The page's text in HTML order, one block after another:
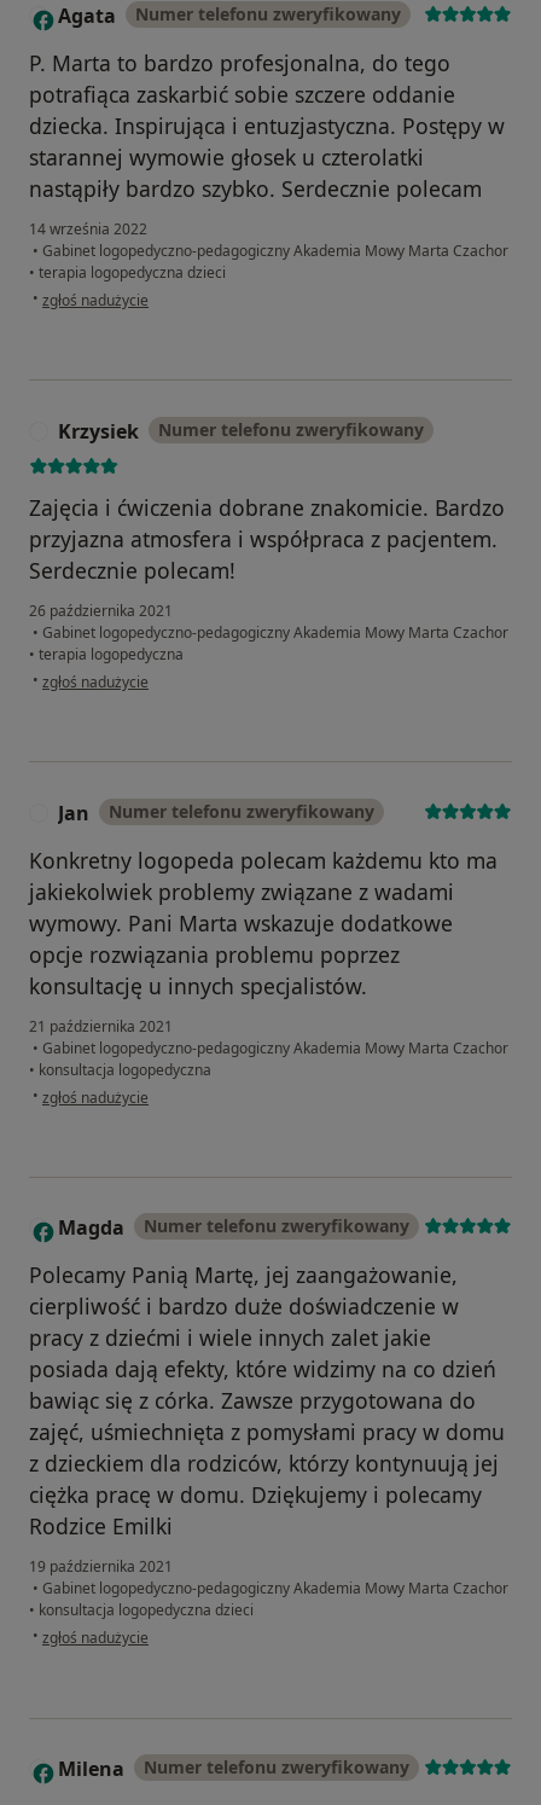
A Agata Numer telefonu zweryfikowany
P. Marta to bardzo profesjonalna, do tego
potrafiąca zaskarbić sobie szczere oddanie
dziecka. Inspirująca i entuzjastyczna. Postępy w
starannej wymowie głosek u czterolatki
nastąpiły bardzo szybko. Serdecznie polecam
14 września 2022
• Gabinet logopedyczno-pedagogiczny Akademia Mowy Marta Czachor
• terapia logopedyczna dzieci
• w opinii użytkownika Agata
zgłoś nadużycie
Krzysiek Numer telefonu zweryfikowany
Zajęcia i ćwiczenia dobrane znakomicie. Bardzo
przyjazna atmosfera i współpraca z pacjentem.
Serdecznie polecam!
26 października 2021
• Gabinet logopedyczno-pedagogiczny Akademia Mowy Marta Czachor
• terapia logopedyczna
• w opinii użytkownika Krzysiek
zgłoś nadużycie
Jan Numer telefonu zweryfikowany
Konkretny logopeda polecam każdemu kto ma
jakiekolwiek problemy związane z wadami
wymowy. Pani Marta wskazuje dodatkowe
opcje rozwiązania problemu poprzez
konsultację u innych specjalistów.
21 października 2021
• Gabinet logopedyczno-pedagogiczny Akademia Mowy Marta Czachor
• konsultacja logopedyczna
• w opinii użytkownika Jan
zgłoś nadużycie
M Magda Numer telefonu zweryfikowany
Polecamy Panią Martę, jej zaangażowanie,
cierpliwość i bardzo duże doświadczenie w
pracy z dziećmi i wiele innych zalet jakie
posiada dają efekty, które widzimy na co dzień
bawiąc się z córka. Zawsze przygotowana do
zajęć, uśmiechnięta z pomysłami pracy w domu
z dzieckiem dla rodziców, którzy kontynuują jej
ciężka pracę w domu. Dziękujemy i polecamy
Rodzice Emilki
19 października 2021
• Gabinet logopedyczno-pedagogiczny Akademia Mowy Marta Czachor
• konsultacja logopedyczna dzieci
• w opinii użytkownika Magda
zgłoś nadużycie
M Milena Numer telefonu zweryfikowany